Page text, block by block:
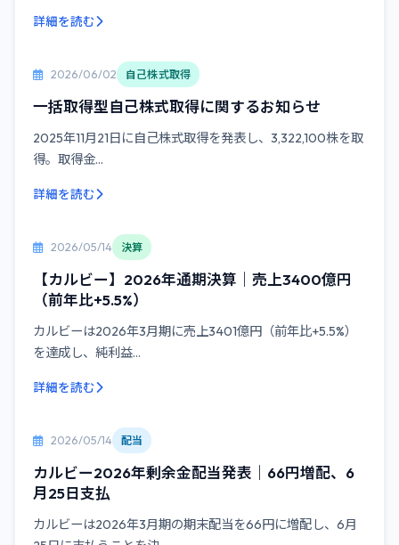
詳細を読む
2026/06/02 自己株式取得
一括取得型自己株式取得に関するお知らせ
2025年11月21日に自己株式取得を発表し、3,322,100株を取
得。取得金...
詳細を読む
2026/05/14 決算
【カルビー】2026年通期決算｜売上3400億円
（前年比+5.5%）
カルビーは2026年3月期に売上3401億円（前年比+5.5%）
を達成し、純利益...
詳細を読む
2026/05/14 配当
カルビー2026年剰余金配当発表｜66円増配、6
月25日支払
カルビーは2026年3月期の期末配当を66円に増配し、6月